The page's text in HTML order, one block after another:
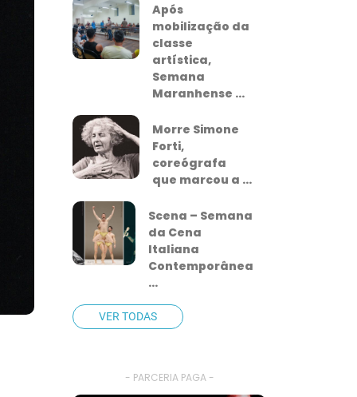
Após
mobilização da
classe
artística,
Semana
Maranhense ...
Morre Simone
Forti,
coreógrafa
que marcou a ...
Scena – Semana
da Cena
Italiana
Contemporânea
...
VER TODAS
- PARCERIA PAGA -